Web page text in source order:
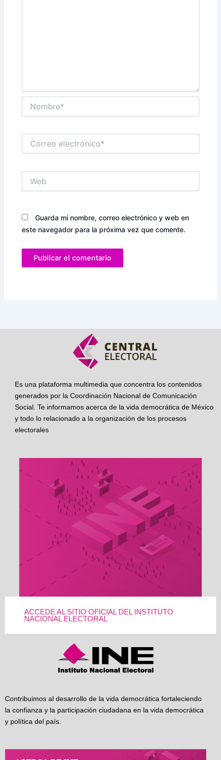
electrónico*
Guarda mi nombre, correo electrónico y web en
este navegador para la próxima vez que comente.
Es una plataforma multimedia que concentra los contenidos
generados por la Coordinación Nacional de Comunicación
Social. Te informamos acerca de la vida democrática de México
y todo lo relacionado a la organización de los procesos
electorales
ACCEDE AL SITIO OFICIAL DEL INSTITUTO
NACIONAL ELECTORAL
Contribuimos al desarrollo de la vida democrática fortaleciendo
la confianza y la participación ciudadana en la vida democrática
y política del país.